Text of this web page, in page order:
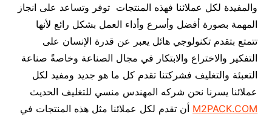
والمفيدة لكل عملائنا فهذه المنتجات توفر وتساعد على انجاز
المهمة بصورة أفضل وأسرع وأداء العمل بشكل رائع لأنها
تتمتع بتقدم تكنولوجي هائل يعبر عن قدرة الإنسان على
التفكير والاختراع والابتكار في مجال الصناعة وخاصةً صناعة
التعبئة والتغليف فشركتنا تقدم كل ما هو جديد ومفيد لكل
عملائنا يسرنا نحن شركه المهندس منسي للتغليف الحديث
M2PACK.COM أن تقدم لكل عملائنا مثل هذه المنتجات في